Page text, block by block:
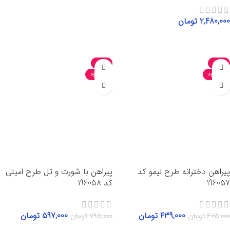
2,480,000 تومان
-35%
ناموجود
پیراهن دخترانه طرح لیمو کد
196057
675,000تومان 439,000 تومان
-25%
ناموجود
پیراهن با شورت و تل طرح امیلی
کد 196058
795,000تومان 597,000 تومان